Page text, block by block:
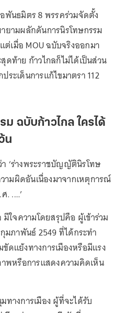
พันธมิตร 8 พรรคร่วมจัดตั้ง
ยามผลักดันการนิรโทษกรรม
ต่เมื่อ MOU ฉบับจริงออกมา
ดท้าย ก้าวไกลก็ไม่ได้เป็นส่วน
ะเด็นการแก้ไขมาตรา 112
ฉบับก้าวไกล ใครได้
น
‘ร่างพระราชบัญญัตินิรโทษ
มผิดอันเนื่องมาจากเหตุการณ์
. ....’
ใจความโดยสรุปคือ ผู้เข้าร่วม
มภาพันธ์ 2549 ที่ได้กระทำ
ดแย้งทางการเมืองหรือมีแรง
พหรือการแสดงความคิดเห็น
ทางการเมือง ผู้ที่จะได้รับ